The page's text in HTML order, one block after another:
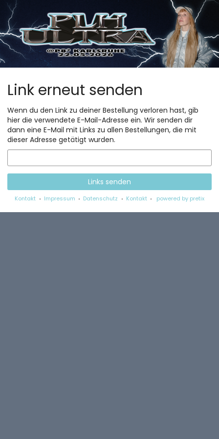
Zum
Haupt-
Inhalt
springen
Link erneut senden
Wenn du den Link zu deiner Bestellung verloren hast, gib
hier die verwendete E-Mail-Adresse ein. Wir senden dir
dann eine E-Mail mit Links zu allen Bestellungen, die mit
dieser Adresse getätigt wurden.
E-
Mail
Links senden
Kontakt Impressum Datenschutz Kontakt powered by pretix